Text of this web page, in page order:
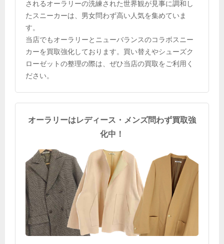
されるオーラリーの洗練された世界観が見事に調和し
たスニーカーは、男女問わず高い人気を集めていま
す。
当店でもオーラリーとニューバランスのコラボスニー
カーを買取強化しております。買い替えやシューズク
ローゼットの整理の際は、ぜひ当店の買取をご利用く
ださい。
オーラリーはレディース・メンズ問わず買取強
化中！